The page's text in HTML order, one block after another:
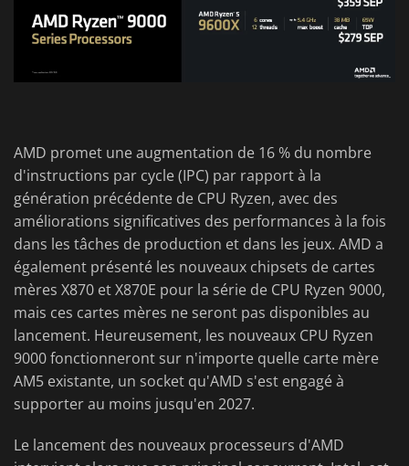
AMD promet une augmentation de 16 % du nombre
d'instructions par cycle (IPC) par rapport à la
génération précédente de CPU Ryzen, avec des
améliorations significatives des performances à la fois
dans les tâches de production et dans les jeux. AMD a
également présenté les nouveaux chipsets de cartes
mères X870 et X870E pour la série de CPU Ryzen 9000,
mais ces cartes mères ne seront pas disponibles au
lancement. Heureusement, les nouveaux CPU Ryzen
9000 fonctionneront sur n'importe quelle carte mère
AM5 existante, un socket qu'AMD s'est engagé à
supporter au moins jusqu'en 2027.
Le lancement des nouveaux processeurs d'AMD